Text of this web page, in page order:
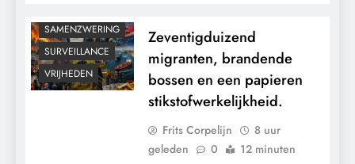
Amsterdamse politiek onder druk:
referendum over Palestina verdeelt raad
en legt spanningen bloot.
SAMENZWERING
SURVEILLANCE
VRIJHEDEN
Zeventigduizend
migranten, brandende
bossen en een papieren
stikstofwerkelijkheid.
Frits Corpelijn
8 uur
geleden
0 12 minuten